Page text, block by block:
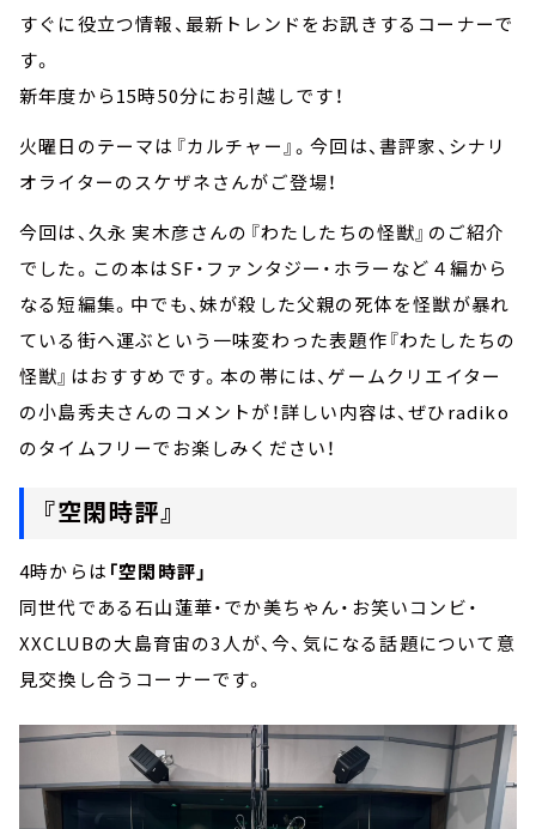
すぐに役立つ情報、最新トレンドをお訊きするコーナーで
す。
新年度から15時50分にお引越しです！
火曜日のテーマは『カルチャー』。今回は、書評家、シナリ
オライターのスケザネさんがご登場！
今回は、久永 実木彦さんの『わたしたちの怪獣』のご紹介
でした。この本はSF・ファンタジー・ホラーなど４編から
なる短編集。中でも、妹が殺した父親の死体を怪獣が暴れ
ている街へ運ぶという一味変わった表題作『わたしたちの
怪獣』はおすすめです。本の帯には、ゲームクリエイター
の小島秀夫さんのコメントが！詳しい内容は、ぜひradiko
のタイムフリーでお楽しみください！
『空閑時評』
4時からは 「空閑時評」
同世代である石山蓮華・でか美ちゃん・お笑いコンビ・
XXCLUBの大島育宙の3人が、今、気になる話題について意
見交換し合うコーナーです。